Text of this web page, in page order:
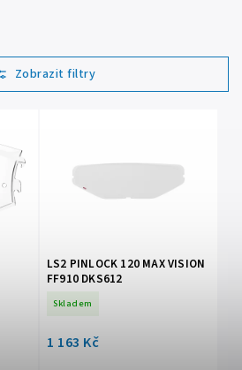
LS2 PINLOCK 120 MAX VISION
FF910 DKS612
Skladem
1 163 Kč